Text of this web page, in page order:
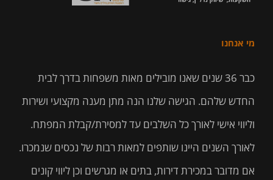
מי אנחנו
כבר 36 שנים שאנו מובילים מאות משפחות בדרך לבית
החדש שלהם. הגישה שלנו הנה מתן מענה מקצועי ושירות
וליווי אישי לאורך כל השלבים עד למסירת/קבלת המפתח.
לאורך השנים היינו שותפים למאות רבות של נכסים שנמכרו.
אם מדובר במכירת דירות, בתים או מגרשים וכן ליווי קונים